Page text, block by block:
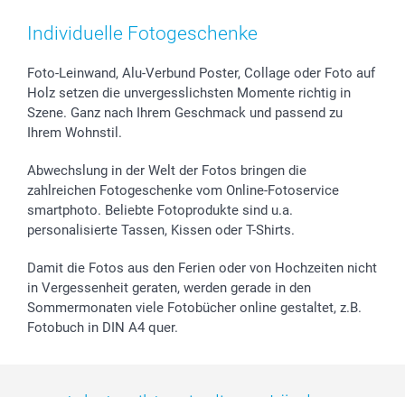
Zubehör & Material
Sticker & Etiketten
Geschenk-Gutscheine (PDF)
AGB
Presse
Partnerprogramme
Investor Relations
Widerrufsrecht
Muttertag
Kommunion & Konfirmation
Hochzeit
Geburtstag
Zu allen Anlässen
Preise und Versandkosten
48h Lieferung
Zahlungsmöglichkeiten
Anmelden /Registrieren
Status der Bestellung
smartfriends
smartgarantie
smartbonus
Individuelle Fotogeschenke
Foto-Leinwand, Alu-Verbund Poster, Collage oder Foto auf
Holz setzen die unvergesslichsten Momente richtig in
Szene. Ganz nach Ihrem Geschmack und passend zu
Ihrem Wohnstil.
Abwechslung in der Welt der Fotos bringen die
zahlreichen Fotogeschenke vom Online-Fotoservice
smartphoto. Beliebte Fotoprodukte sind u.a.
personalisierte Tassen, Kissen oder T-Shirts.
Damit die Fotos aus den Ferien oder von Hochzeiten nicht
in Vergessenheit geraten, werden gerade in den
Sommermonaten viele Fotobücher online gestaltet, z.B.
Fotobuch in DIN A4 quer.